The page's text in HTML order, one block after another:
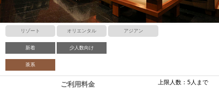
リゾート オリエンタル アジアン
新着 少人数向け
茶系
上限人数：5人まで
ご利用料金